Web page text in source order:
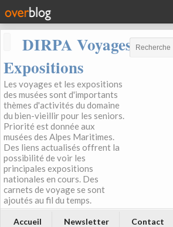
DIRPA Voyages,
Expositions
Les voyages et les expositions
des musées sont d'importants
thèmes d'activités du domaine
du bien-vieillir pour les seniors.
Priorité est donnée aux
musées des Alpes Maritimes.
Des liens actualisés offrent la
possibilité de voir les
principales expositions
nationales en cours. Des
carnets de voyage se sont
ajoutés au fil du temps.
Accueil Newsletter Contact